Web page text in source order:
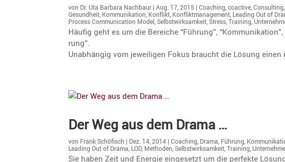
von Dr. Uta Barbara Nachbaur |Aug. 17, 2015 |Coaching ,coactive ,Consulting
Gesundheit Kommunikation Konflikt Konfliktmanagement Leading Out of
Process Communication Model ,Selbstwirksamkeit ,Stress ,Training,
Häufig geht es um die Bereiche “Führung”,
rung”.
Unabhängig vom jewei­ligen Fokus braucht die Lösung einen
Der Weg aus dem Drama …
von Frank Schöfisch | Dez. 14, 2014 |Coaching Drama Führung
Leading Out of Drama LOD, Methoden ,Selbstwirksamkeit ,Training
Sie haben Zeit und Energie eingesetzt um die perfekte